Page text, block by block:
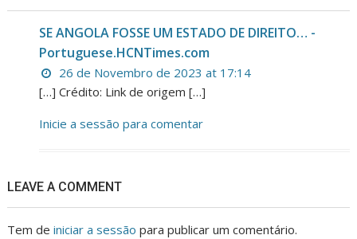
SE ANGOLA FOSSE UM ESTADO DE DIREITO… -
Portuguese.HCNTimes.com
26 de Novembro de 2023 at 17:14
[…] Crédito: Link de origem […]
Inicie a sessão para comentar
LEAVE A COMMENT
Tem deiniciar a sessão para publicar um comentário.